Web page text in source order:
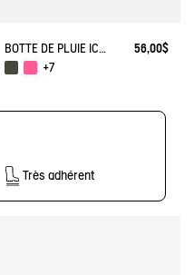
BOTTE DE PLUIE ICONIQUE LOLLY POP
56,00$
+7
Très adhérent